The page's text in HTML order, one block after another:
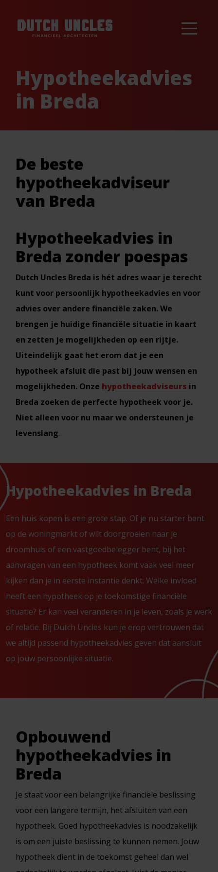
Hypotheekadvies
in Breda
De beste
hypotheekadviseur
van Breda
Hypotheekadvies in
Breda zonder poespas
Dutch Uncles Breda is hét adres waar je terecht
kunt voor persoonlijk hypotheekadvies en voor
advies over andere financiële zaken. We
brengen je huidige financiële situatie in kaart
en zetten je mogelijkheden op een rijtje.
Uiteindelijk gaat het erom dat je een
hypotheek afsluit die past bij jouw wensen en
mogelijkheden. Onze hypotheekadviseurs in
Breda zoeken de perfecte hypotheek voor je.
Niet alleen voor nu maar we ondersteunen je
levenslang.
Hypotheekadvies in Breda
Een huis kopen is een grote stap. Of je nu starter bent
op de woningmarkt of wilt doorgroeien naar je
droomhuis of een vastgoedbelegger bent, bij het
aanvragen van een hypotheek komt vaak veel meer
kijken dan je in eerste instantie denkt. Welke invloed
heeft een hypotheek op je toekomstige financiële
situatie? Er kan veel veranderen in je leven, zoals je werk
of relatie. Bij Dutch Uncles kun je erop vertrouwen dat
we altijd passend hypotheekadvies geven dat aansluit
op jouw persoonlijke situatie.
Opbouwend
hypotheekadvies in
Breda
Je staat voor een belangrijke financiële beslissing
voor een langere termijn, het afsluiten van een
hypotheek. Goed hypotheekadvies is noodzakelijk
is om een juiste beslissing te kunnen nemen. Jouw
hypotheek dient in de toekomst geheel dan wel